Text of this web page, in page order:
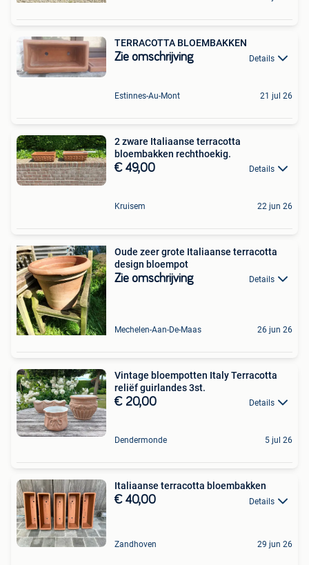
TERRACOTTA BLOEMBAKKEN
Zie omschrijving Details
Estinnes-Au-Mont 21 jul 26
2 zware Italiaanse terracotta
bloembakken rechthoekig.
€ 49,00 Details
Kruisem 22 jun 26
Oude zeer grote Italiaanse terracotta
design bloempot
Zie omschrijving Details
Mechelen-Aan-De-Maas 26 jun 26
Vintage bloempotten Italy Terracotta
reliëf guirlandes 3st.
€ 20,00 Details
Dendermonde 5 jul 26
Italiaanse terracotta bloembakken
€ 40,00 Details
Zandhoven 29 jun 26